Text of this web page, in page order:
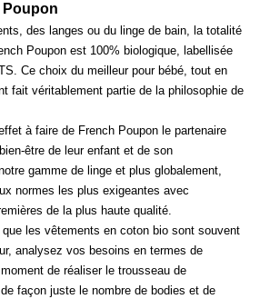
Poupon
des langes ou du linge de bain, la totalité
Poupon est 100% biologique, labellisée
Ce choix du meilleur pour bébé, tout en
fait véritablement partie de la philosophie de
à faire de French Poupon le partenaire
être de leur enfant et de son
gamme de linge et plus globalement,
normes les plus exigeantes avec
de la plus haute qualité.
les vêtements en coton bio sont souvent
analysez vos besoins en termes de
de réaliser le trousseau de
façon juste le nombre de bodies et de